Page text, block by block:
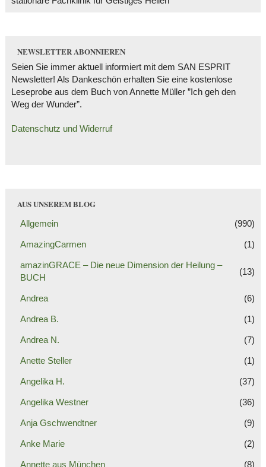
NEWSLETTER ABONNIEREN
Seien Sie immer aktuell informiert mit dem SAN ESPRIT
Newsletter! Als Dankeschön erhalten Sie eine kostenlose
Leseprobe aus dem Buch von Annette Müller ”Ich geh den
Weg der Wunder”.
Datenschutz und Widerruf
AUS UNSEREM BLOG
Allgemein (990)
AmazingCarmen (1)
amazinGRACE – Die neue Dimension der Heilung –
BUCH
(13)
Andrea (6)
Andrea B. (1)
Andrea N. (7)
Anette Steller (1)
Angelika H. (37)
Angelika Westner (36)
Anja Gschwendtner (9)
Anke Marie (2)
Annette aus München (8)